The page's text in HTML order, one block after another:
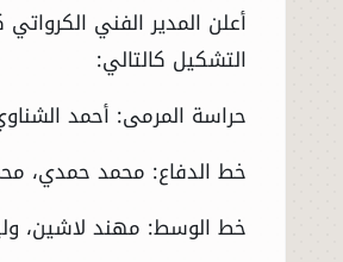
أعلن المدير الفني
التشكيل كالتالي:
حراسة المرمى: أحمد
خط الدفاع: محمد حمدي،
خط الوسط: مهند لاشين،